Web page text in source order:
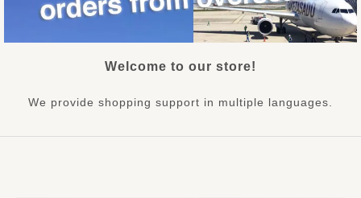
Welcome to our store!
We provide shopping support in multiple languages.